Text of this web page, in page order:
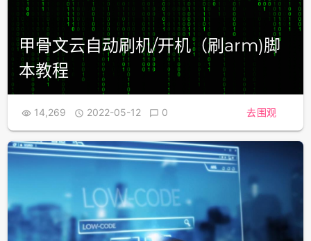
甲骨文云自动刷机/开机（刷arm)脚
本教程
 14,269  2022-05-12  0 去围观